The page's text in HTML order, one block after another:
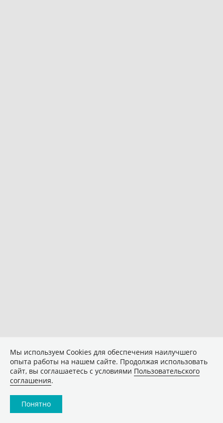
Мы используем Сookies для обеспечения наилучшего
опыта работы на нашем сайте. Продолжая использовать
сайт, вы соглашаетесь с условиями Пользовательского
соглашения.
Понятно